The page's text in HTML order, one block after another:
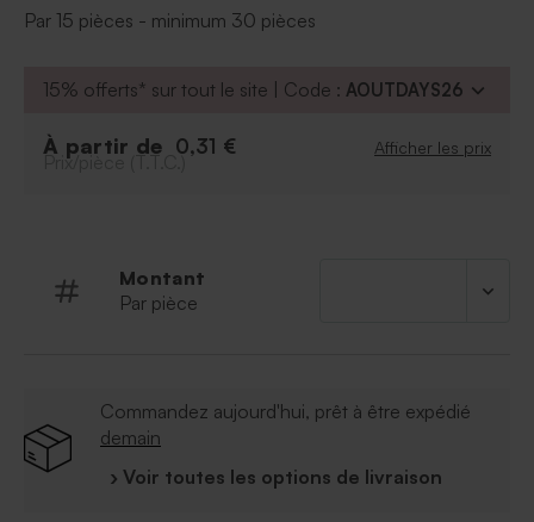
vous. En quelques clics vous ajouterez vos prénoms. Il
Par 15 pièces - minimum 30 pièces
15% offerts* sur tout le site | Code : AOUTDAYS26
À partir de 0,31 € Afficher les prix
Prix/pièce (T.T.C.)
Montant
Par pièce
Commandez aujourd'hui, prêt à être expédié
demain
› Voir toutes les options de livraison